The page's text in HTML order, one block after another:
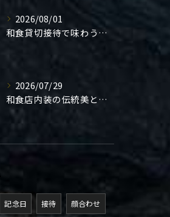
2026/08/01
和食貸切接待で味わう極上の一夜
2026/07/29
和食店内装の伝統美と機能性
記念日 接待 顔合わせ